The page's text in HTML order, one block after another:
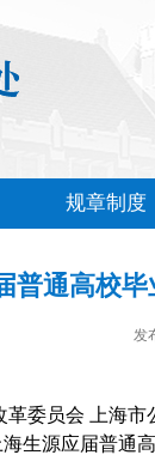
规章制度
普通高校
发
委员会 上海市
生源应届普通